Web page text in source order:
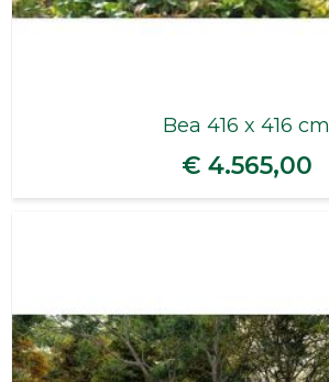
Bea 416 x 416 cm
€ 4.565,00